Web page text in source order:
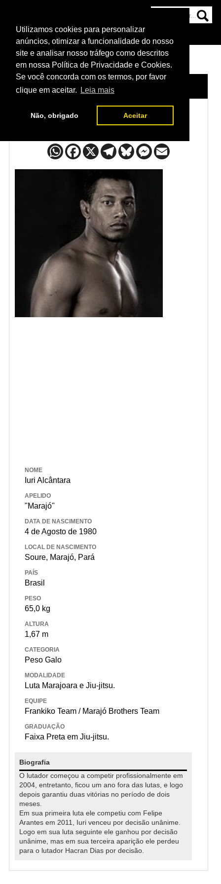
Utilizamos cookies para personalizar
anúncios, otimizar a funcionalidade do nosso
site e analisar nosso tráfego como descritos
em nossa Política de Privacidade e Cookies.
Se você concorda com os termos, por favor
clique em aceitar.
Leia mais
Não, obrigado Aceitar
NOTÍCIAS
HOME LUTADORES /
Iuri Alcântara
NOME
Iuri Alcântara
APELIDO
"Marajó"
DATA DE NASCIMENTO
4 de Agosto de 1980
LOCAL DE NASCIMENTO
Soure, Marajó, Pará
PAÍS
Brasil
PESO
65,0 kg
ALTURA
1,67 m
CATEGORIA
Peso Galo
MODALIDADE
Luta Marajoara e Jiu-jitsu.
EQUIPE
Frankiko Team / Marajó Brothers Team
GRADUAÇÃO
Faixa Preta em Jiu-jitsu.
Biografia
O lutador começou a competir profissionalmente em
2004, entretanto, ficou um ano fora das lutas, e logo
depois garantiu duas vitórias no período de dois
meses.
Em sua primeira luta ele competiu com Felipe
Arantes em 2011, Iuri venceu por decisão unânime.
Logo em sua luta seguinte ele ganhou por decisão
unânime, mas em sua terceira aparição ele perdeu
para o lutador Hacran Dias por decisão.